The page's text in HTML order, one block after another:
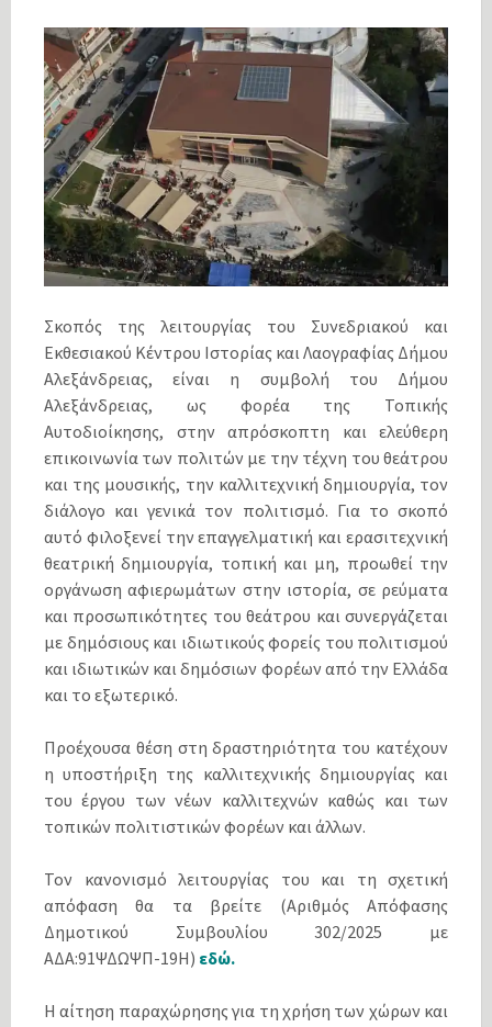
Σκοπός της λειτουργίας του Συνεδριακού και
Εκθεσιακού Κέντρου Ιστορίας και Λαογραφίας Δήμου
Αλεξάνδρειας, είναι η συμβολή του Δήμου
Αλεξάνδρειας, ως φορέα της Τοπικής
Αυτοδιοίκησης, στην απρόσκοπτη και ελεύθερη
επικοινωνία των πολιτών με την τέχνη του θεάτρου
και της μουσικής, την καλλιτεχνική δημιουργία, τον
διάλογο και γενικά τον πολιτισμό. Για το σκοπό
αυτό φιλοξενεί την επαγγελματική και ερασιτεχνική
θεατρική δημιουργία, τοπική και μη, προωθεί την
οργάνωση αφιερωμάτων στην ιστορία, σε ρεύματα
και προσωπικότητες του θεάτρου και συνεργάζεται
με δημόσιους και ιδιωτικούς φορείς του πολιτισμού
και ιδιωτικών και δημόσιων φορέων από την Ελλάδα
και το εξωτερικό.
Προέχουσα θέση στη δραστηριότητα του κατέχουν
η υποστήριξη της καλλιτεχνικής δημιουργίας και
του έργου των νέων καλλιτεχνών καθώς και των
τοπικών πολιτιστικών φορέων και άλλων.
Τον κανονισμό λειτουργίας του και τη σχετική
απόφαση θα τα βρείτε (Αριθμός Απόφασης
Δημοτικού Συμβουλίου 302/2025 με
ΑΔΑ:91ΨΔΩΨΠ-19Η) εδώ.
Η αίτηση παραχώρησης για τη χρήση των χώρων και